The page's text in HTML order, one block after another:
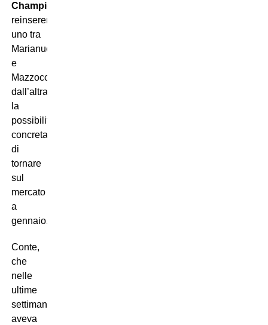
Champions
reinserendo
uno tra
Marianucci
e
Mazzocchi;
dall’altra
la
possibilità
concreta
di
tornare
sul
mercato
a
gennaio.
Conte,
che
nelle
ultime
settimane
aveva